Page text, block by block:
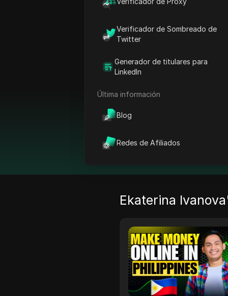
Verificador de Sombreado de
Twitter
Generador de titulares para
LinkedIn
Última información
Blog
Redes de Afiliados
Inicio Autor Ekaterina
Ekaterina Ivanova